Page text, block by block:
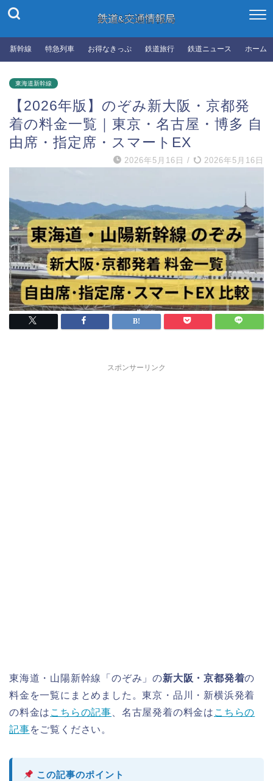
新幹線 特急列車 お得なきっぷ 鉄道旅行 鉄道ニュース ホーム
東海道新幹線
【2026年版】のぞみ新大阪・京都発
着の料金一覧｜東京・名古屋・博多 自
由席・指定席・スマートEX
2026年5月16日 / 2026年5月16日
スポンサーリンク
東海道・山陽新幹線「のぞみ」の新大阪・京都発着の
料金を一覧にまとめました。東京・品川・新横浜発着
の料金は こちらの記事 、名古屋発着の料金は こちらの
記事をご覧ください。
この記事のポイント